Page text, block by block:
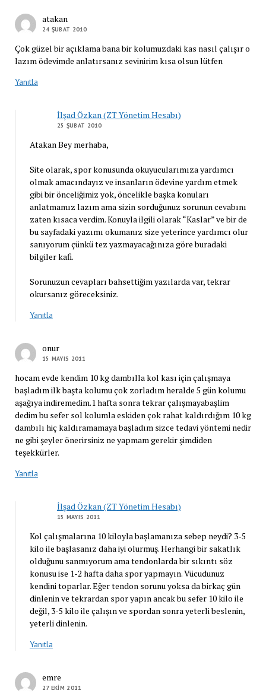
atakan
24 ŞUBAT 2010
Çok güzel bir açıklama bana bir kolumuzdaki kas nasıl çalışır o
lazım ödevimde anlatırsanız sevinirim kısa olsun lütfen
Yanıtla
İlşad Özkan (ZT Yönetim Hesabı)
25 ŞUBAT 2010
Atakan Bey merhaba,
Site olarak, spor konusunda okuyucularımıza yardımcı
olmak amacındayız ve insanların ödevine yardım etmek
gibi bir önceliğimiz yok, öncelikle başka konuları
anlatmamız lazım ama sizin sorduğunuz sorunun cevabını
zaten kısaca verdim. Konuyla ilgili olarak “Kaslar” ve bir de
bu sayfadaki yazımı okumanız size yeterince yardımcı olur
sanıyorum çünkü tez yazmayacağınıza göre buradaki
bilgiler kafi.
Sorunuzun cevapları bahsettiğim yazılarda var, tekrar
okursanız göreceksiniz.
Yanıtla
onur
15 MAYIS 2011
hocam evde kendim 10 kg dambılla kol kası için çalışmaya
başladım ilk başta kolumu çok zorladım heralde 5 gün kolumu
aşağıya indiremedim.1 hafta sonra tekrar çalışmayabaşlim
dedim bu sefer sol kolumla eskiden çok rahat kaldırdığım 10 kg
dambılı hiç kaldıramamaya başladım sizce tedavi yöntemi nedir
ne gibi şeyler önerirsiniz ne yapmam gerekir şimdiden
teşekkürler.
Yanıtla
İlşad Özkan (ZT Yönetim Hesabı)
15 MAYIS 2011
Kol çalışmalarına 10 kiloyla başlamanıza sebep neydi? 3-5
kilo ile başlasanız daha iyi olurmuş. Herhangi bir sakatlık
olduğunu sanmıyorum ama tendonlarda bir sıkıntı söz
konusu ise 1-2 hafta daha spor yapmayın. Vücudunuz
kendini toparlar. Eğer tendon sorunu yoksa da birkaç gün
dinlenin ve tekrardan spor yapın ancak bu sefer 10 kilo ile
değil, 3-5 kilo ile çalışın ve spordan sonra yeterli beslenin,
yeterli dinlenin.
Yanıtla
emre
27 EKIM 2011